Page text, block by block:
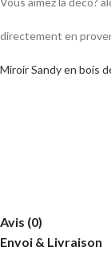
directement en
Miroir Sandy en bois
Avis (0)
Envoi & Livraison